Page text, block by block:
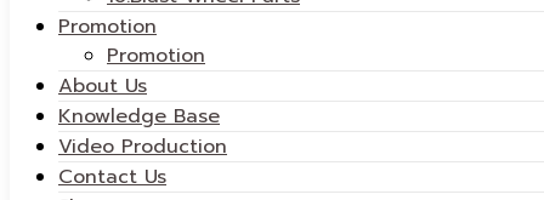
Promotion
Promotion
About Us
Knowledge Base
Video Production
Contact Us